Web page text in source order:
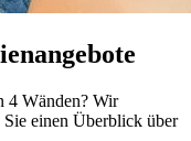
4 Wänden? Wir
Sie einen Überblick über